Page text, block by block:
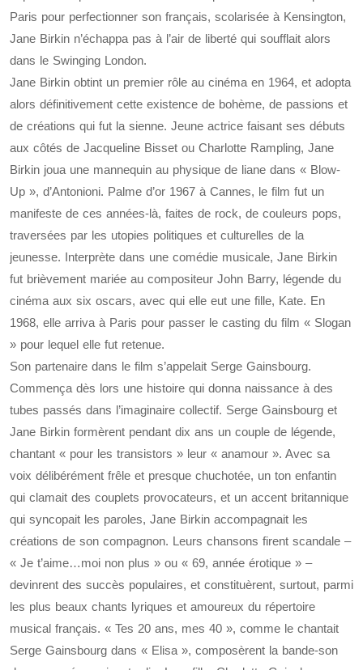
Paris pour perfectionner son français, scolarisée à Kensington,
Jane Birkin n’échappa pas à l’air de liberté qui soufflait alors
dans le Swinging London.
Jane Birkin obtint un premier rôle au cinéma en 1964, et adopta
alors définitivement cette existence de bohème, de passions et
de créations qui fut la sienne. Jeune actrice faisant ses débuts
aux côtés de Jacqueline Bisset ou Charlotte Rampling, Jane
Birkin joua une mannequin au physique de liane dans « Blow-
Up », d’Antonioni. Palme d’or 1967 à Cannes, le film fut un
manifeste de ces années-là, faites de rock, de couleurs pops,
traversées par les utopies politiques et culturelles de la
jeunesse. Interprète dans une comédie musicale, Jane Birkin
fut brièvement mariée au compositeur John Barry, légende du
cinéma aux six oscars, avec qui elle eut une fille, Kate. En
1968, elle arriva à Paris pour passer le casting du film « Slogan
» pour lequel elle fut retenue.
Son partenaire dans le film s’appelait Serge Gainsbourg.
Commença dès lors une histoire qui donna naissance à des
tubes passés dans l’imaginaire collectif. Serge Gainsbourg et
Jane Birkin formèrent pendant dix ans un couple de légende,
chantant « pour les transistors » leur « anamour ». Avec sa
voix délibérément frêle et presque chuchotée, un ton enfantin
qui clamait des couplets provocateurs, et un accent britannique
qui syncopait les paroles, Jane Birkin accompagnait les
créations de son compagnon. Leurs chansons firent scandale –
« Je t’aime…moi non plus » ou « 69, année érotique » –
devinrent des succès populaires, et constituèrent, surtout, parmi
les plus beaux chants lyriques et amoureux du répertoire
musical français. « Tes 20 ans, mes 40 », comme le chantait
Serge Gainsbourg dans « Elisa », composèrent la bande-son